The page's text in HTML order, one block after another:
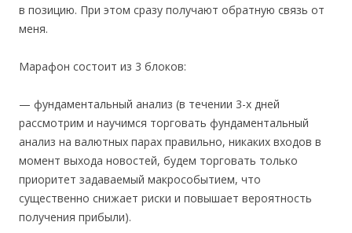
в позицию. При этом сразу получают обратную связь от
меня.
Марафон состоит из 3 блоков:
— фундаментальный анализ (в течении 3-х дней
рассмотрим и научимся торговать фундаментальный
анализ на валютных парах правильно, никаких входов в
момент выхода новостей, будем торговать только
приоритет задаваемый макрособытием, что
существенно снижает риски и повышает вероятность
получения прибыли).